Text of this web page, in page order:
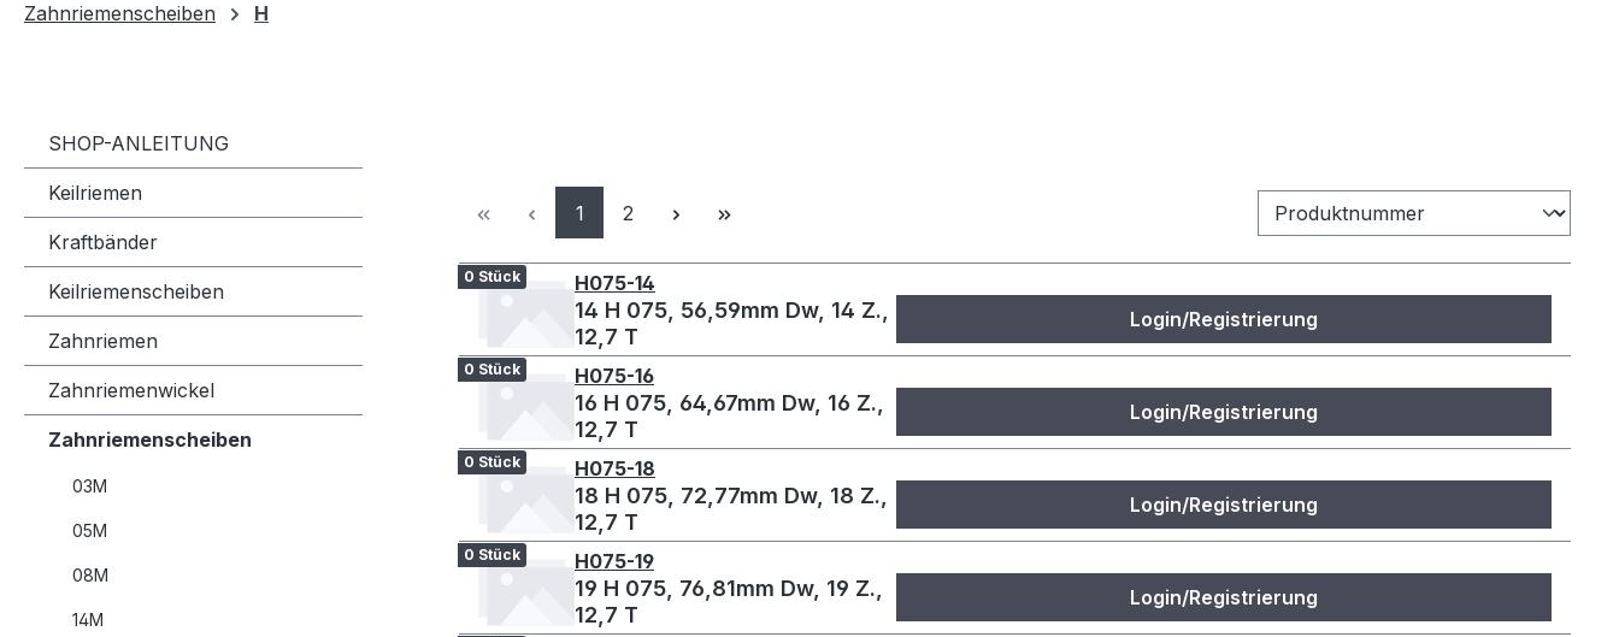
Zahnriemenscheiben H
SHOP-ANLEITUNG
Keilriemen
Kraftbänder
Keilriemenscheiben
Zahnriemen
Zahnriemenwickel
Zahnriemenscheiben
03M
05M
08M
14M
Seite
1 Seite
2
0 Stück H075-14
14 H 075, 56,59mm Dw, 14 Z.,
12,7 T
Login/Registrierung
0 Stück H075-16
16 H 075, 64,67mm Dw, 16 Z.,
12,7 T
Login/Registrierung
0 Stück H075-18
18 H 075, 72,77mm Dw, 18 Z.,
12,7 T
Login/Registrierung
0 Stück H075-19
19 H 075, 76,81mm Dw, 19 Z.,
12,7 T
Login/Registrierung